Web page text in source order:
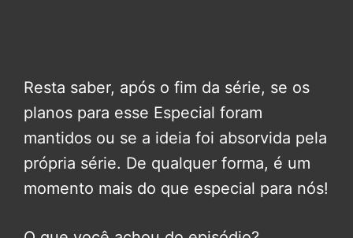
Resta saber, após o fim da série, se os
planos para esse Especial foram
mantidos ou se a ideia foi absorvida pela
própria série. De qualquer forma, é um
momento mais do que especial para nós!